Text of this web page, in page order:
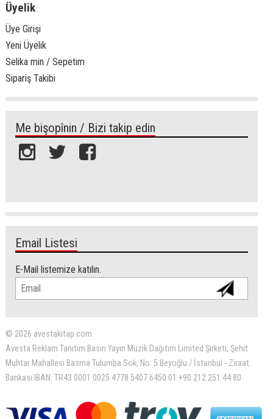
Üyelik
Üye Girişi
Yeni Üyelik
Selika min / Sepetim
Sipariş Takibi
Me bişopînin / Bizi takip edin
Email Listesi
E-Mail listemize katılın.
© 2026 avestakitap.com
Avesta Reklam Tanıtım Basın Yayın Müzik Dağıtım Limited Şirketi, Şehit
Muhtar Mahallesi Basma Tulumba Sok, No: 5 Beyoğlu / İstanbul - Ziraat
Bankası IBAN: TR43 0001 0025 4778 5407 6450 01 +90 212 251 44 80